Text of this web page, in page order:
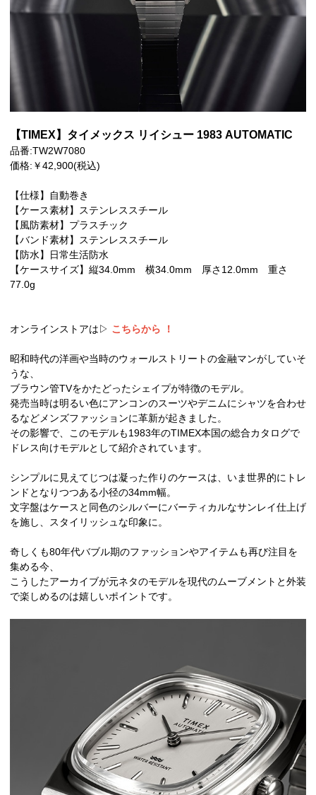
【TIMEX】タイメックス リイシュー 1983 AUTOMATIC
品番:TW2W7080
価格:￥42,900(税込)
【仕様】自動巻き
【ケース素材】ステンレススチール
【風防素材】プラスチック
【バンド素材】ステンレススチール
【防水】日常生活防水
【ケースサイズ】縦34.0mm 横34.0mm 厚さ12.0mm 重さ
77.0g
オンラインストアは▷ こちらから ！
昭和時代の洋画や当時のウォールストリートの金融マンがしていそ
うな、
ブラウン管TVをかたどったシェイプが特徴のモデル。
発売当時は明るい色にアンコンのスーツやデニムにシャツを合わせ
るなどメンズファッションに革新が起きました。
その影響で、このモデルも1983年のTIMEX本国の総合カタログで
ドレス向けモデルとして紹介されています。
シンプルに見えてじつは凝った作りのケースは、いま世界的にトレ
ンドとなりつつある小径の34mm幅。
文字盤はケースと同色のシルバーにバーティカルなサンレイ仕上げ
を施し、スタイリッシュな印象に。
奇しくも80年代バブル期のファッションやアイテムも再び注目を
集める今、
こうしたアーカイブが元ネタのモデルを現代のムーブメントと外装
で楽しめるのは嬉しいポイントです。